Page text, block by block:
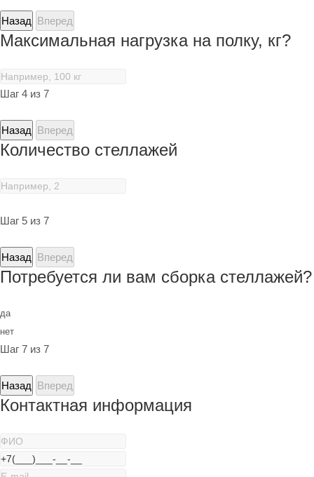
Назад Вперед
Максимальная нагрузка на полку, кг?
Шаг 4 из 7
Назад Вперед
Количество стеллажей
Шаг 5 из 7
Назад Вперед
Потребуется ли вам сборка стеллажей?
да
нет
Шаг 7 из 7
Назад Вперед
Контактная информация